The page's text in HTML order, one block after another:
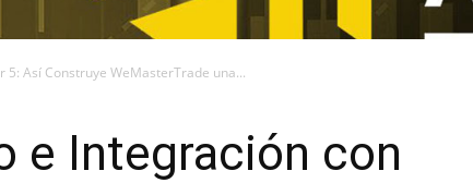
Así Construye WeMasterTrade una...
e Integración con